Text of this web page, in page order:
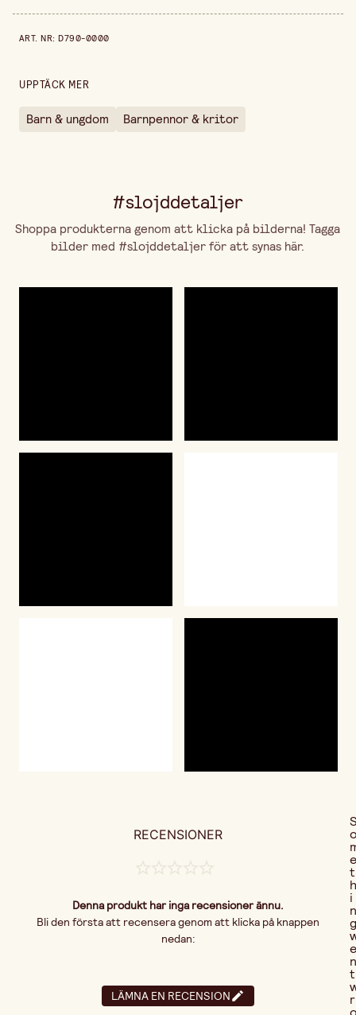
ART. NR:D790-0000
UPPTÄCK MER
Barn & ungdom Barnpennor & kritor
#slojddetaljer
Shoppa produkterna genom att klicka på bilderna! Tagga
bilder med #slojddetaljer för att synas här.
RECENSIONER
Denna produkt har inga recensioner ännu.
Bli den första att recensera genom att klicka på knappen
nedan:
LÄMNA EN RECENSION
e
t
h
i
n
g
e
n
t
r